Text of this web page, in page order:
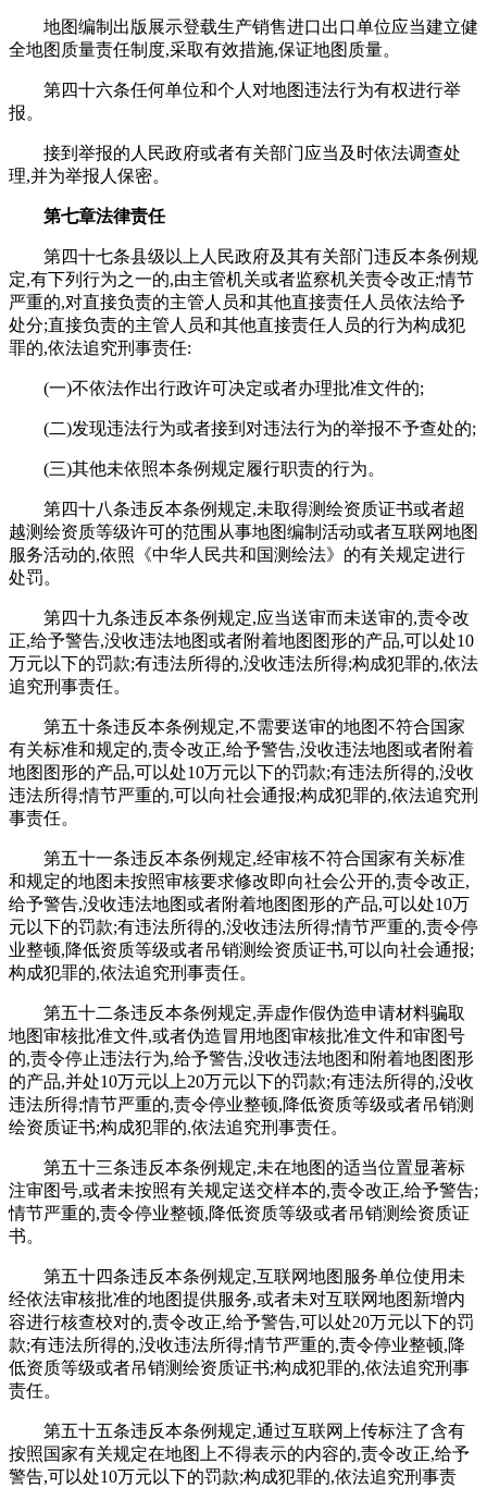
地图编制出版展示登载生产销售进口出口单位应当建立健
全地图质量责任制度,采取有效措施,保证地图质量。
第四十六条任何单位和个人对地图违法行为有权进行举
报。
接到举报的人民政府或者有关部门应当及时依法调查处
理,并为举报人保密。
第七章法律责任
第四十七条县级以上人民政府及其有关部门违反本条例规
定,有下列行为之一的,由主管机关或者监察机关责令改正;情节
严重的,对直接负责的主管人员和其他直接责任人员依法给予
处分;直接负责的主管人员和其他直接责任人员的行为构成犯
罪的,依法追究刑事责任:
(一)不依法作出行政许可决定或者办理批准文件的;
(二)发现违法行为或者接到对违法行为的举报不予查处的;
(三)其他未依照本条例规定履行职责的行为。
第四十八条违反本条例规定,未取得测绘资质证书或者超
越测绘资质等级许可的范围从事地图编制活动或者互联网地图
服务活动的,依照《中华人民共和国测绘法》的有关规定进行
处罚。
第四十九条违反本条例规定,应当送审而未送审的,责令改
正,给予警告,没收违法地图或者附着地图图形的产品,可以处10
万元以下的罚款;有违法所得的,没收违法所得;构成犯罪的,依法
追究刑事责任。
第五十条违反本条例规定,不需要送审的地图不符合国家
有关标准和规定的,责令改正,给予警告,没收违法地图或者附着
地图图形的产品,可以处10万元以下的罚款;有违法所得的,没收
违法所得;情节严重的,可以向社会通报;构成犯罪的,依法追究刑
事责任。
第五十一条违反本条例规定,经审核不符合国家有关标准
和规定的地图未按照审核要求修改即向社会公开的,责令改正,
给予警告,没收违法地图或者附着地图图形的产品,可以处10万
元以下的罚款;有违法所得的,没收违法所得;情节严重的,责令停
业整顿,降低资质等级或者吊销测绘资质证书,可以向社会通报;
构成犯罪的,依法追究刑事责任。
第五十二条违反本条例规定,弄虚作假伪造申请材料骗取
地图审核批准文件,或者伪造冒用地图审核批准文件和审图号
的,责令停止违法行为,给予警告,没收违法地图和附着地图图形
的产品,并处10万元以上20万元以下的罚款;有违法所得的,没收
违法所得;情节严重的,责令停业整顿,降低资质等级或者吊销测
绘资质证书;构成犯罪的,依法追究刑事责任。
第五十三条违反本条例规定,未在地图的适当位置显著标
注审图号,或者未按照有关规定送交样本的,责令改正,给予警告;
情节严重的,责令停业整顿,降低资质等级或者吊销测绘资质证
书。
第五十四条违反本条例规定,互联网地图服务单位使用未
经依法审核批准的地图提供服务,或者未对互联网地图新增内
容进行核查校对的,责令改正,给予警告,可以处20万元以下的罚
款;有违法所得的,没收违法所得;情节严重的,责令停业整顿,降
低资质等级或者吊销测绘资质证书;构成犯罪的,依法追究刑事
责任。
第五十五条违反本条例规定,通过互联网上传标注了含有
按照国家有关规定在地图上不得表示的内容的,责令改正,给予
警告,可以处10万元以下的罚款;构成犯罪的,依法追究刑事责